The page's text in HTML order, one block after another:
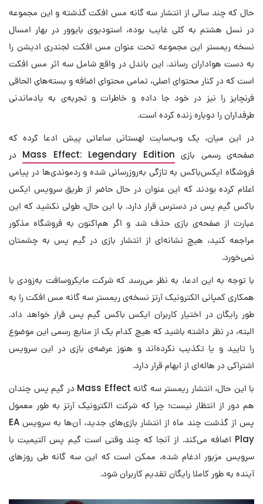
حال که چند سالی از انتشار سه گانه مس افکت گذشته و این مجموعه
در نسل هشتم به کلی غایب بوده، استودیوی بایوور در بهار امسال
نسخه ریمستر این مجموعه تحت عنوان مس افکت لجندری ادیشن را
به دست هواداران رساند. این باندل در واقع شامل سه اثر مس افکت
است که در کنار محتوای اصلی، تمامی محتوای اضافه و بسته‌های الحاقی
فرنچایز را نیز در خود جا داده و خاطرات و تجربه‌ی به یادماندنی
طرفداران را دوباره زنده کرده است.
در این میان، یک وب‌سایت لهستانی ساعاتی پیش ادعا کرده که
صفحه‌ی رسمی بازی Mass Effect: Legendary Edition در
فروشگاه ایکس‌باکس به تازگی به‌روزرسانی شده و ردموندی‌ها در پیامی
اعلام کرده بودند که این عنوان در حال حاضر از طریق سرویس ایکس
باکس گیم پس در دسترس قرار دارد. با این حال، طولی نکشید که این
عبارت از صفحه‌ی بازی حذف شد و اگر هم‌اکنون به فروشگاه مذکور
مراجعه کنید، هیچ نشانه‌ای از انتشار بازی در گیم پس به چشمتان
نمی‌خورد.
با توجه به این ادعا، به نظر می‌رسد که شرکت مایکروسافت به‌زودی با
همکاری کمپانی الکترونیک آرتز نسخه‌ی ریمستر سه گانه مس افکت را به
طور رایگان در اختیار کاربران ایکس باکس گیم پس قرار خواهد داد.
البته، در نظر داشته باشید که هیچ کدام یک از منابع رسمی این موضوع
را تایید و یا تکذیب نکرده‌اند و هنوز عرضه‌ی بازی در این سرویس
اشتراکی در هاله‌ای از ابهام قرار دارد.
با این حال، انتشار ریمستر سه گانه Mass Effect در گیم پس چندان
هم دور از انتظار نیست؛ چرا که شرکت الکترونیک آرتز به طور معمول
پس از گذشت چند ماه از انتشار بازی‌های جدید، آن‌ها به سرویس EA
Play اضافه می‌کند. از آنجا که چند وقتی است گیم پس آلتیمیت با
سرویس مزبور ادغام شده، ممکن است که این سه گانه طی روزهای
آینده به طور کاملا رایگان تقدیم کاربران شود.